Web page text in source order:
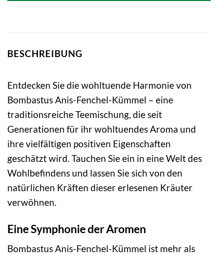
BESCHREIBUNG
Entdecken Sie die wohltuende Harmonie von
Bombastus Anis-Fenchel-Kümmel – eine
traditionsreiche Teemischung, die seit
Generationen für ihr wohltuendes Aroma und
ihre vielfältigen positiven Eigenschaften
geschätzt wird. Tauchen Sie ein in eine Welt des
Wohlbefindens und lassen Sie sich von den
natürlichen Kräften dieser erlesenen Kräuter
verwöhnen.
Eine Symphonie der Aromen
Bombastus Anis-Fenchel-Kümmel ist mehr als